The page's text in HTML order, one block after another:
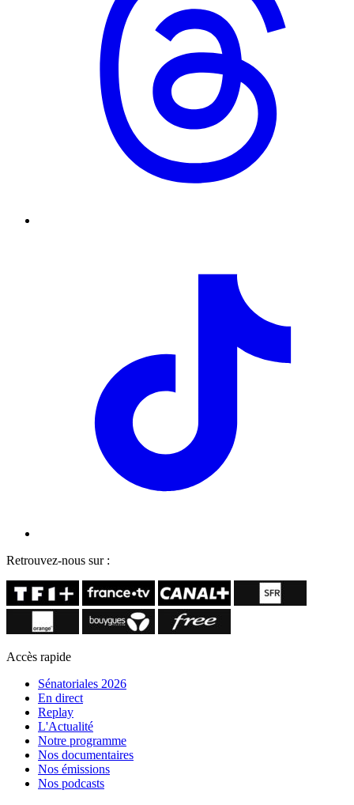
Retrouvez-nous sur :
Accès rapide
Sénatoriales 2026
En direct
Replay
L'Actualité
Notre programme
Nos documentaires
Nos émissions
Nos podcasts